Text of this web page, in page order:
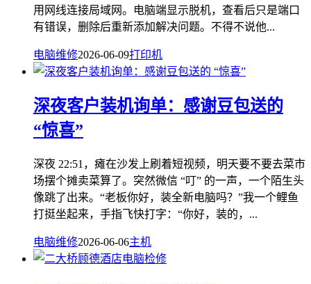
用网线连接局域网。电脑端显示脱机，查看后只是端口
有错误，删除后重新添加解决问题。不得不说他...
电脑维修2026-06-09打印机
深夜客户装机询单：感谢豆包送的
“惊喜”
深夜 22:51，瘫在沙发上刷着短视频，明天要不要去菜市
场摆个摊卖菜算了。突然微信 “叮” 的一声，一个陌生头
像跳了出来。“老板你好，装全新电脑吗？”我一个鲤鱼
打挺坐起来，手指飞快打字：“你好，装的，...
电脑维修2026-06-06主机